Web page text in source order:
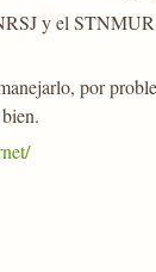
y el
por